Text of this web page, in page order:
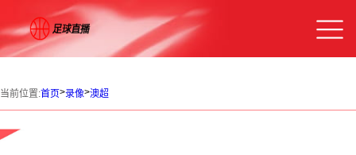
当前位置:首页>录像>澳超